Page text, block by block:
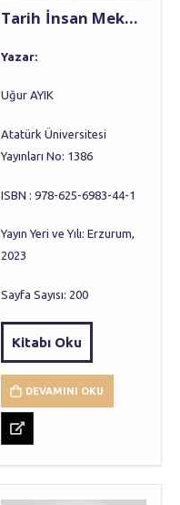
Tarih İnsan Mekan Bağlamında Beyoğlu’nda Değişim ve Dönüşüm
Yazar:
Uğur AYIK
Atatürk Üniversitesi
Yayınları No: 1386
ISBN : 978-625-6983-44-1
Yayın Yeri ve Yılı: Erzurum,
2023
Sayfa Sayısı: 200
Kitabı Oku
DEVAMINI OKU